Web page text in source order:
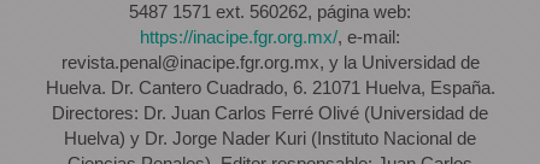
5487 1571 ext. 560262, página web:
https://inacipe.fgr.org.mx/, e-mail:
revista.penal@inacipe.fgr.org.mx, y la Universidad de
Huelva. Dr. Cantero Cuadrado, 6. 21071 Huelva, España.
Directores: Dr. Juan Carlos Ferré Olivé (Universidad de
Huelva) y Dr. Jorge Nader Kuri (Instituto Nacional de